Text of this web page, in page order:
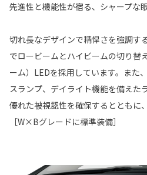
先進性と機能性が宿る、シャープな眼
切れ長なデザインで精悍さを強調す
でロービームとハイビームの切り
ーム）LEDを採用しています。また
スランプ、デイライト機能を備えた
優れた被視認性を確保するとともに
［W×Bグレードに標準装備］